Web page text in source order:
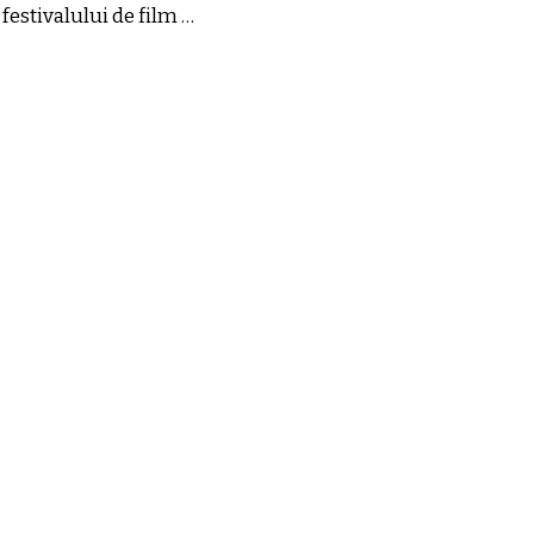
festivalului de film …